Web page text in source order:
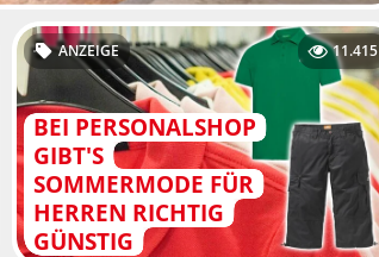
BEI PERSONALSHOP
GIBT'S
SOMMERMODE FÜR
HERREN RICHTIG
GÜNSTIG
ANZEIGE 11.415